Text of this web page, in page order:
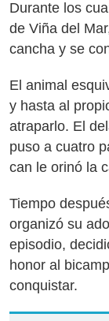
Durante los
de Viña del
cancha y se
El animal
y hasta al
atraparlo. El
puso a cuatro
can le orinó la
Tiempo
organizó su
episodio,
honor al
conquistar.